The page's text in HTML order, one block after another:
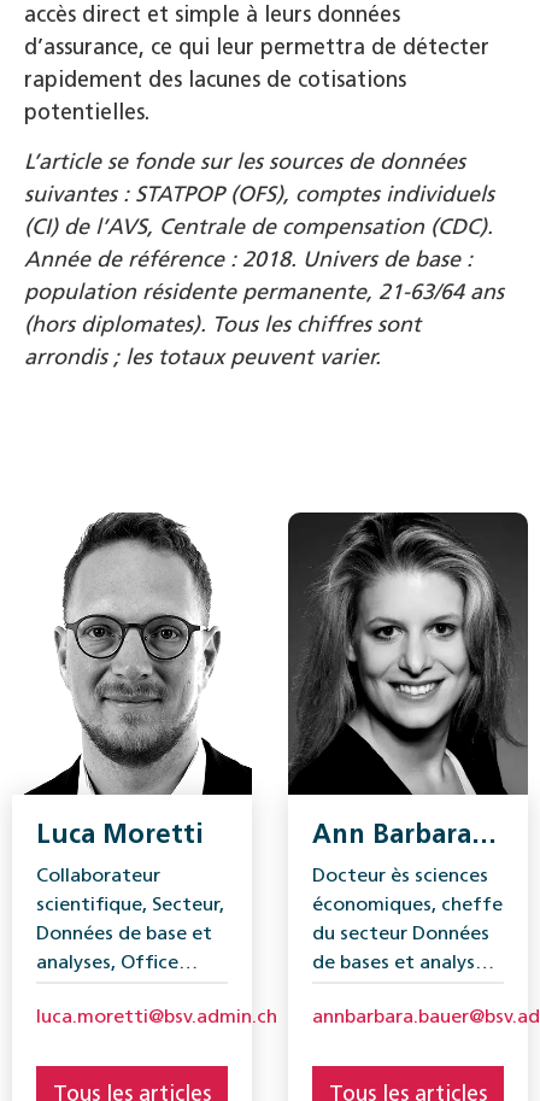
accès direct et simple à leurs données
d’assurance, ce qui leur permettra de détecter
rapidement des lacunes de cotisations
potentielles.
L’article se fonde sur les sources de données
suivantes : STATPOP (OFS), comptes individuels
(CI) de l’AVS, Centrale de compensation (CDC).
Année de référence : 2018. Univers de base :
population résidente permanente, 21-63/64 ans
(hors diplomates). Tous les chiffres sont
arrondis ; les totaux peuvent varier.
Luca Moretti
Collaborateur
scientifique, Secteur,
Données de base et
analyses, Office
assurances sociales
luca.moretti@bsv.admin.ch
Tous les articles
Ann Barbara
Bauer
Docteur ès sciences
économiques, cheffe
du secteur Données
de bases et analyses,
assurances sociales
Tous les articles